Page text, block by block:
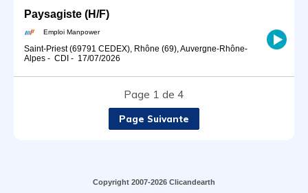
Paysagiste (H/F)
Emploi Manpower
Saint-Priest (69791 CEDEX), Rhône (69), Auvergne-Rhône-
Alpes - CDI - 17/07/2026
Page 1 de 4
Page Suivante
Copyright 2007-2026 Clicandearth